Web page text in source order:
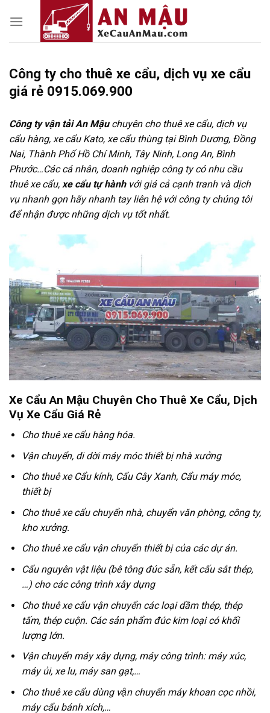
Công ty cho thuê xe cẩu, dịch vụ xe cẩu
giá rẻ 0915.069.900
Công ty vận tải An Mậuchuyên cho thuê xe cẩu, dịch vụ
cẩu hàng, xe cẩu Kato, xe cẩu thùng tại Bình Dương, Đồng
Nai, Thành Phố Hồ Chí Minh, Tây Ninh, Long An, Bình
Phước…Các cá nhân, doanh nghiệp công ty có nhu cầu
thuê xe cẩu, xe cẩu tự hànhvới giá cả cạnh tranh và dịch
vụ nhanh gọn hãy nhanh tay liên hệ với công ty chúng tôi
để nhận được những dịch vụ tốt nhất.
Xe Cẩu An Mậu Chuyên Cho Thuê Xe Cẩu, Dịch
Vụ Xe Cẩu Giá Rẻ
Cho thuê xe cẩu hàng hóa.
Vận chuyển, di dời máy móc thiết bị nhà xưởng
Cho thuê xe Cẩu kính, Cẩu Cây Xanh, Cẩu máy móc,
thiết bị
Cho thuê xe cẩu chuyển nhà, chuyển văn phòng, công ty,
kho xưởng.
Cho thuê xe cẩu vận chuyển thiết bị của các dự án.
Cẩu nguyên vật liệu (bê tông đúc sẵn, kết cấu sắt thép,
…) cho các công trình xây dựng
Cho thuê xe cẩu vận chuyển các loại dầm thép, thép
tấm, thép cuộn. Các sản phẩm đúc kim loại có khối
lượng lớn.
Vận chuyển máy xây dựng, máy công trình: máy xúc,
máy ủi, xe lu, máy san gạt,…
Cho thuê xe cẩu dùng vận chuyển máy khoan cọc nhồi,
máy cẩu bánh xích,…